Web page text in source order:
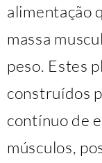
alimentação
massa
peso. Estes
construídos
contínuo de
músculos,